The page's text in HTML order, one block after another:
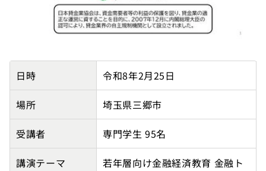
【埼玉県金融リテラシー向上パートナー】獨協医科大
日時 令和8年2月25日
場所 埼玉県三郷市
受講者 専門学生 95名
講演テーマ
若年層向け金融経済教育 金融ト